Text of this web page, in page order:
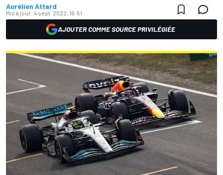
Aurélien Attard
Mis à jour: 4 sept. 2022, 16:51
AJOUTER COMME SOURCE PRIVILÉGIÉE